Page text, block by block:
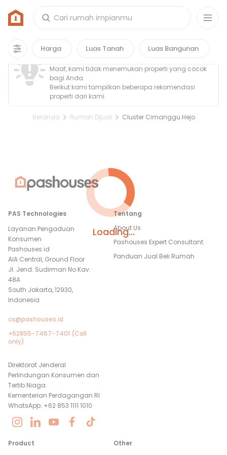
Harga Luas Tanah Luas Bangunan
Loading...
Rumah di Cluster Cimanggu Hejo
0properti
Property Tidak Ditemukan
Maaf, kami tidak menemukan properti yang cocok
bagi Anda.
Berikut kami tampilkan beberapa rekomendasi
properti dari kami.
Beranda Rumah Dijual Cluster Cimanggu Hejo
PAS Technologies
Layanan Pengaduan
Konsumen
Pashouses.id
AIA Central, Ground Floor
Jl. Jend. Sudirman No.Kav.
48A
South Jakarta, 12930,
Indonesia
cs@pashouses.id
+62855-7467-7401 (Call
only)
Direktorat Jenderal
Perlindungan Konsumen dan
Tertib Niaga
Kementerian Perdagangan RI
WhatsApp: +62 853 1111 1010
Tentang
About Us
Pashouses Expert Consultant
Panduan Jual Beli Rumah
Product
Other